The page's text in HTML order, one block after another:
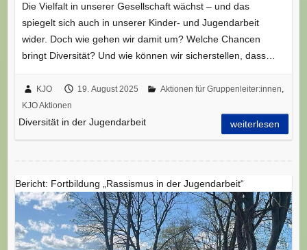
Die Vielfalt in unserer Gesellschaft wächst – und das
spiegelt sich auch in unserer Kinder- und Jugendarbeit
wider. Doch wie gehen wir damit um? Welche Chancen
bringt Diversität? Und wie können wir sicherstellen, dass…
KJO 19. August 2025 Aktionen für Gruppenleiter:innen,
KJO Aktionen
Diversität in der Jugendarbeit weiterlesen
Bericht: Fortbildung „Rassismus in der Jugendarbeit“